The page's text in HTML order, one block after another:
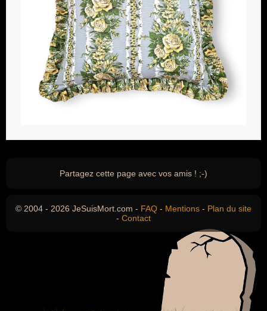
Partagez cette page avec vos amis ! ;-)
© 2004 - 2026 JeSuisMort.com - FAQ - Mentions - Plan du site
- Contact